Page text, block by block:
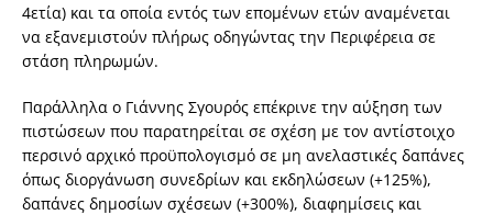
4ετία) και τα οποία εντός των επομένων ετών αναμένεται
να εξανεμιστούν πλήρως οδηγώντας την Περιφέρεια σε
στάση πληρωμών.
Παράλληλα ο Γιάννης Σγουρός επέκρινε την αύξηση των
πιστώσεων που παρατηρείται σε σχέση με τον αντίστοιχο
περσινό αρχικό προϋπολογισμό σε μη ανελαστικές δαπάνες
όπως διοργάνωση συνεδρίων και εκδηλώσεων (+125%),
δαπάνες δημοσίων σχέσεων (+300%), διαφημίσεις και